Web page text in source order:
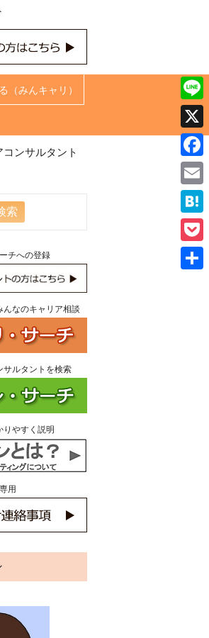
（みんキャリ）
ンサルタント
チへの登録
んなのキャリア相談
サルタントを検索
りやすく説明
用
Line
X
Email